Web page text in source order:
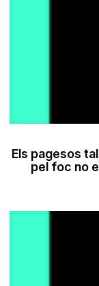
Els pagesos
pel foc no